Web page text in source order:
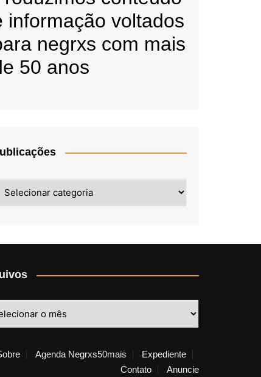
informação voltados
negrxs com mais
50 anos
Agenda Negrxs50mais
Expediente
Contato
Anuncie